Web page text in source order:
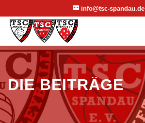
info@tsc-spandau.de
DIE BEITRÄGE